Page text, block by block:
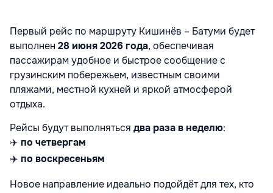
Первый рейс по маршруту Кишинёв – Батуми будет
выполнен 28 июня 2026 года, обеспечивая
пассажирам удобное и быстрое сообщение с
грузинским побережьем, известным своими
пляжами, местной кухней и яркой атмосферой
отдыха.
Рейсы будут выполняться два раза в неделю:
✈️ по четвергам
✈️ по воскресеньям
Новое направление идеально подойдёт для тех, кто